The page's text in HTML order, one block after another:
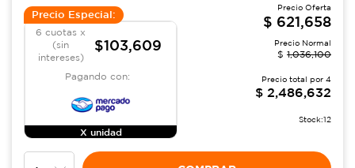
Precio Especial:
6 cuotas x
(sin
intereses)
$103,609
Pagando con:
X unidad
Precio Oferta
$ 621,658
Precio Normal
$ 1,036,100
Precio total por 4
$ 2,486,632
Stock:12